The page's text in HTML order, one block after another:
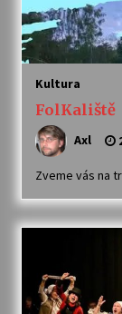
Kultura
FolKaliště
Axl
Zveme vás na